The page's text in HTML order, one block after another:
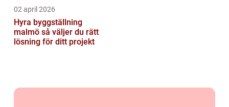
02 april 2026
Hyra byggställning
malmö så väljer du rätt
lösning för ditt projekt